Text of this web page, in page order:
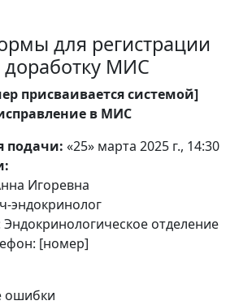
для регистрации
доработку МИС
присваивается системой]
в МИС
подачи: «25» марта 2025 г., 14:30
Игоревна
эндокринолог
отделение
[номер]
ошибки